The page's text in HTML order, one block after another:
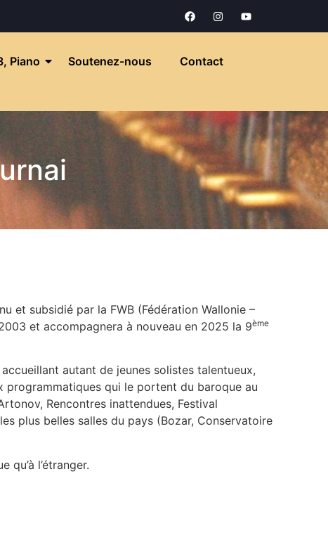
Piano Soutenez-nous Contact
et subsidié par la FWB (Fédération Wallonie –
et accompagnera à nouveau en 2025 la 9ème
autant de jeunes solistes talentueux,
programmatiques qui le portent du baroque au
Rencontres inattendues, Festival
plus belles salles du pays (Bozar, Conservatoire
l’étranger.